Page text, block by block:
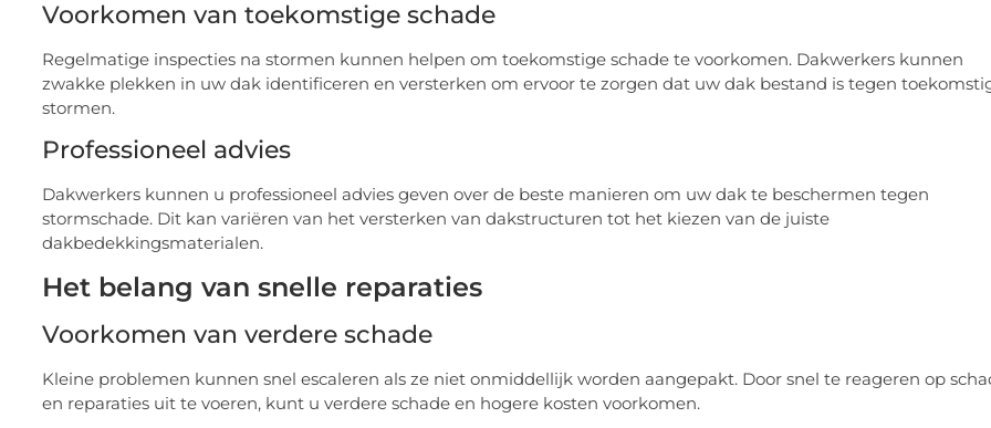
Voorkomen van toekomstige schade
Regelmatige inspecties na stormen kunnen helpen om toekomstige schade te voorkomen. Dakwerkers kunnen
zwakke plekken in uw dak identificeren en versterken om ervoor te zorgen dat uw dak bestand is tegen
stormen.
Professioneel advies
Dakwerkers kunnen u professioneel advies geven over de beste manieren om uw dak te beschermen tegen
stormschade. Dit kan variëren van het versterken van dakstructuren tot het kiezen van de juiste
dakbedekkingsmaterialen.
Het belang van snelle reparaties
Voorkomen van verdere schade
Kleine problemen kunnen snel escaleren als ze niet onmiddellijk worden aangepakt. Door snel te reageren op
en reparaties uit te voeren, kunt u verdere schade en hogere kosten voorkomen.